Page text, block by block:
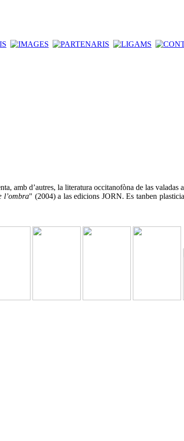
amb d’autres, la literatura occitanofòna de las valadas
l’ombra" (2004) a las edicions JORN. Es tanben